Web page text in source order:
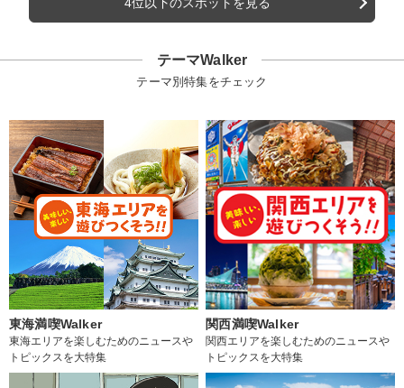
テーマWalker
テーマ別特集をチェック
東海満喫Walker
東海エリアを楽しむためのニュースや
トピックスを大特集
関西満喫Walker
関西エリアを楽しむためのニュースや
トピックスを大特集